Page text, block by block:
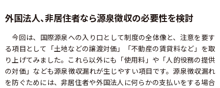
外国法人、非居住者なら源泉徴収の必要性を検討
今回は、国際源泉への入り口として制度の全体像と、注意を要す
る項目として「土地などの譲渡対価」「不動産の賃貸料など」を取
り上げてみました。これら以外にも「使用料」や「人的役務の提供
の対価」なども源泉徴収漏れが生じやすい項目です。源泉徴収漏れ
を防ぐためには、非居住者や外国法人に何らかの支払いをする場合